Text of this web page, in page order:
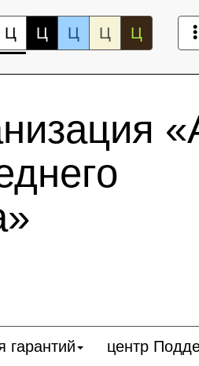
Ц Ц Ц Ц Ц
гарантий центр